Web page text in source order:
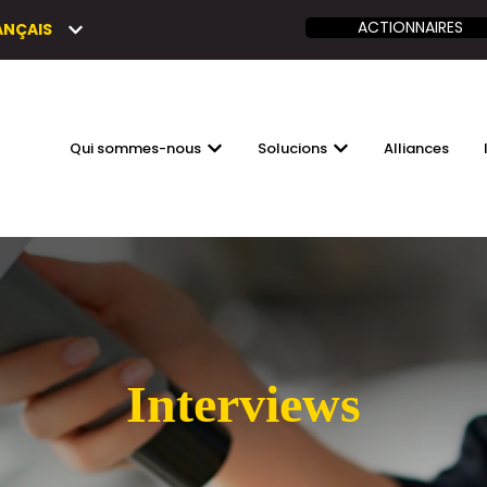
ACTIONNAIRES
Qui sommes-nous AFFICHER LE SOUS-MENU POUR QUI
Solucions AFFICHER LE SOUS-
Alliances
Interviews